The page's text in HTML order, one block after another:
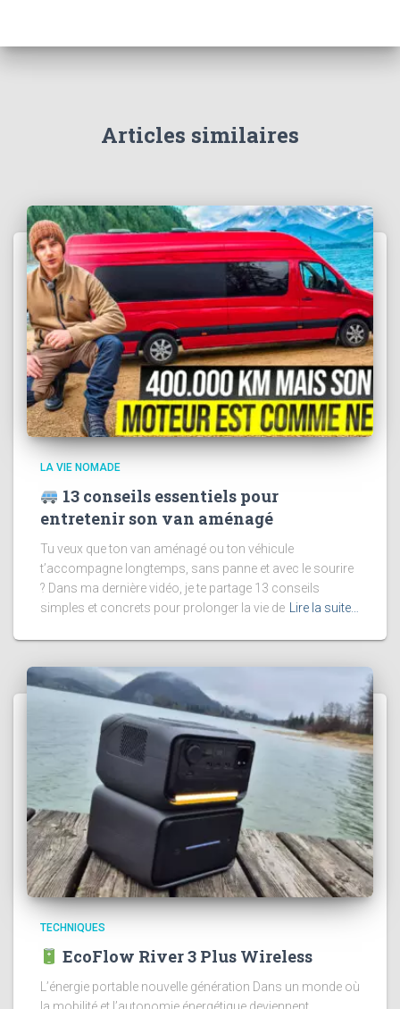
Articles similaires
LA VIE NOMADE
13 conseils essentiels pour
entretenir son van aménagé
Tu veux que ton van aménagé ou ton véhicule
t’accompagne longtemps, sans panne et avec le sourire
? Dans ma dernière vidéo, je te partage 13 conseils
simples et concrets pour prolonger la vie de
Lire la suite…
TECHNIQUES
EcoFlow River 3 Plus Wireless
L’énergie portable nouvelle génération Dans un monde où